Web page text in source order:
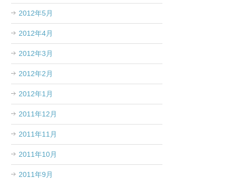
2012年5月
2012年4月
2012年3月
2012年2月
2012年1月
2011年12月
2011年11月
2011年10月
2011年9月